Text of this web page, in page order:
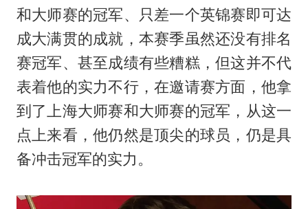
和大师赛的冠军、只差一个英锦赛即可达
成大满贯的成就，本赛季虽然还没有排名
赛冠军、甚至成绩有些糟糕，但这并不代
表着他的实力不行，在邀请赛方面，他拿
到了上海大师赛和大师赛的冠军，从这一
点上来看，他仍然是顶尖的球员，仍是具
备冲击冠军的实力。